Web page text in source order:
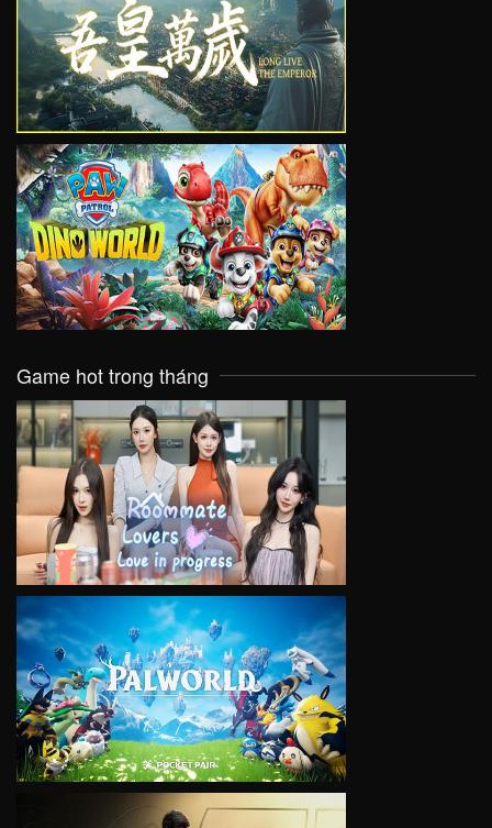
VIEW
VIEW
Game hot trong tháng
VIEW
VIEW